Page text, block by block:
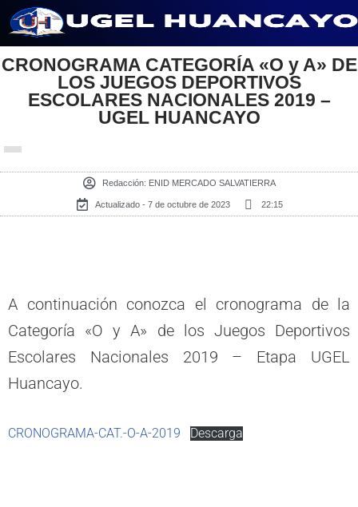
al
CRONOGRAMA CATEGORÍA «O y A» DE
LOS JUEGOS DEPORTIVOS
ESCOLARES NACIONALES 2019 –
UGEL HUANCAYO
Redacción: ENID MERCADO SALVATIERRA
Actualizado - 7 de octubre de 2023 22:15
A continuación conozca el cronograma de la
Categoría «O y A» de los Juegos Deportivos
Escolares Nacionales 2019 – Etapa UGEL
Huancayo.
CRONOGRAMA-CAT.-O-A-2019 Descarga